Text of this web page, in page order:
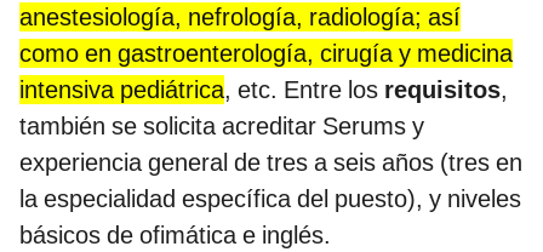
anestesiología, nefrología, radiología; así
como en gastroenterología, cirugía y medicina
intensiva pediátrica, etc. Entre los requisitos,
también se solicita acreditar Serums y
experiencia general de tres a seis años (tres en
la especialidad específica del puesto), y niveles
básicos de ofimática e inglés.